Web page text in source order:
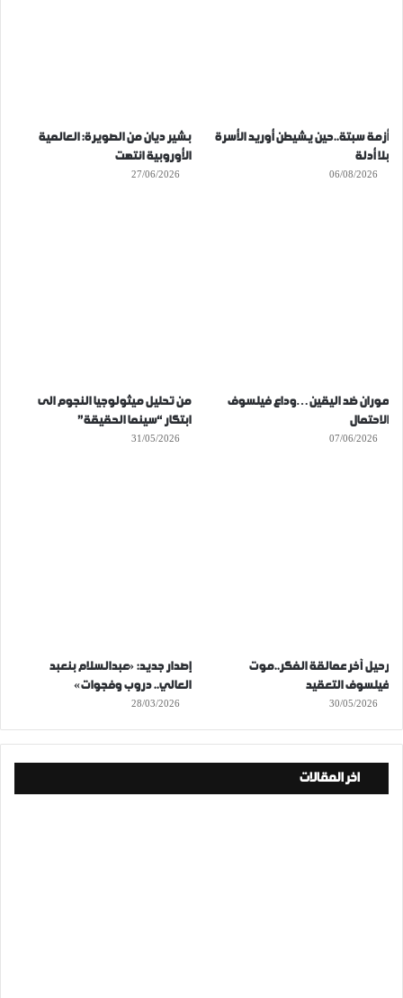
أزمة سبتة..حين يشيطن أوريد الأسرة
بلا أدلة
06/08/2026
بشير ديان من الصويرة: العالمية
الأوروبية انتهت
27/06/2026
موران ضد اليقين…وداع فيلسوف
الاحتمال
07/06/2026
من تحليل ميثولوجيا النجوم الى
ابتكار “سينما الحقيقة”
31/05/2026
رحيل آخر عمالقة الفكر..موت
فيلسوف التعقيد
30/05/2026
إصدار جديد: «عبدالسلام بنعبد
العالي.. دروب وفجوات»
28/03/2026
اخر المقالات